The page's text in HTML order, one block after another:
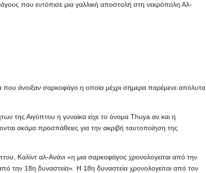
που εντόπισε μια γαλλική αποστολή στη νεκρόπολη Αλ-
που άνοιξαν σαρκοφάγο η οποία μέχρι σήμερα παρέμενε απόλυτα
της Αιγύπτου η γυναίκα είχε το όνομα Thuya αν και η
ακόμα προσπάθειες για την ακριβή ταυτοποίηση της
Καλίντ αλ-Ανάνι «η μια σαρκοφάγος χρονολογείται από την
την 18η δυναστεία». Η 18η δυναστεία χρονολογείται από τον